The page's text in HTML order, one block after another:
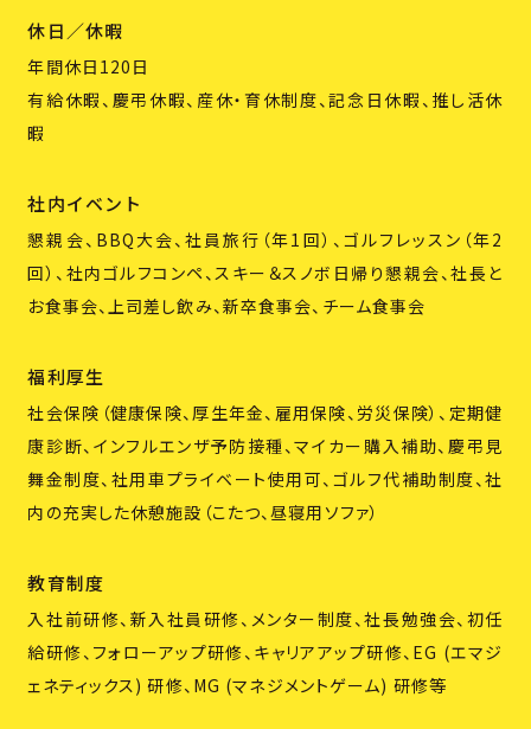
休日／休暇
年間休日120日
有給休暇、慶弔休暇、産休・育休制度、記念日休暇、推し活休
暇
社内イベント
懇親会、BBQ大会、社員旅行（年1回）、ゴルフレッスン（年2
回）、社内ゴルフコンペ、スキー＆スノボ日帰り懇親会、社長と
お食事会、上司差し飲み、新卒食事会、チーム食事会
福利厚生
社会保険（健康保険、厚生年金、雇用保険、労災保険）、定期健
康診断、インフルエンザ予防接種、マイカー購入補助、慶弔見
舞金制度、社用車プライベート使用可、ゴルフ代補助制度、社
内の充実した休憩施設（こたつ、昼寝用ソファ）
教育制度
入社前研修、新入社員研修、メンター制度、社長勉強会、初任
給研修、フォローアップ研修、キャリアアップ研修、EG (エマジ
ェネティックス) 研修、MG (マネジメントゲーム) 研修等